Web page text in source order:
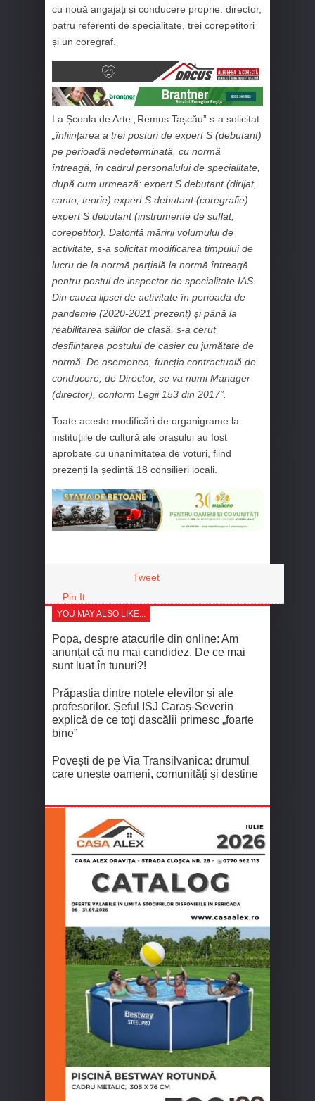
cu nouă angajați și conducere proprie: director,
patru referenți de specialitate, trei corepetitori
și un coregraf.
La Școala de Arte „Remus Tașcău” s-a solicitat
„înființarea a trei posturi de expert S (debutant)
pe perioadă nedeterminată, cu normă
întreagă, în cadrul personalului de specialitate,
după cum urmează: expert S debutant (dirijat,
canto, teorie) expert S debutant (coregrafie)
expert S debutant (instrumente de suflat,
corepetitor). Datorită măririi volumului de
activitate, s-a solicitat modificarea timpului de
lucru de la normă parțială la normă întreagă
pentru postul de inspector de specialitate IAS.
Din cauza lipsei de activitate în perioada de
pandemie (2020-2021 prezent) și până la
reabilitarea sălilor de clasă, s-a cerut
desființarea postului de casier cu jumătate de
normă. De asemenea, funcția contractuală de
conducere, de Director, se va numi Manager
(director), conform Legii 153 din 2017”.
Toate aceste modificări de organigrame la
instituțiile de cultură ale orașului au fost
aprobate cu unanimitatea de voturi, fiind
prezenți la ședință 18 consilieri locali.
Tweet
Pin It
YOU MAY ALSO LIKE...
Popa, despre atacurile din online: Am
anunțat că nu mai candidez. De ce mai
sunt luat în tunuri?!
Prăpastia dintre notele elevilor și ale
profesorilor. Șeful ISJ Caraș-Severin
explică de ce toți dascălii primesc „foarte
bine”
Povești de pe Via Transilvanica: drumul
care unește oameni, comunități și destine